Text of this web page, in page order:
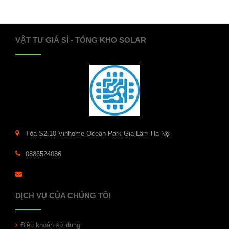
VẬT TƯ GIÁ SỈ - TỔNG KHO SOLAR
Tòa S2.10 Vinhome Ocean Park Gia Lâm Hà Nội
0886524086
DỊCH VỤ CỦA CHÚNG TÔI
Điều khoản sử dụng